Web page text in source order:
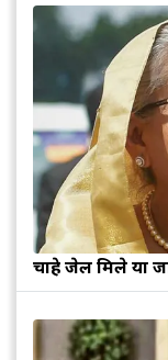
चाहे जेल मिले या